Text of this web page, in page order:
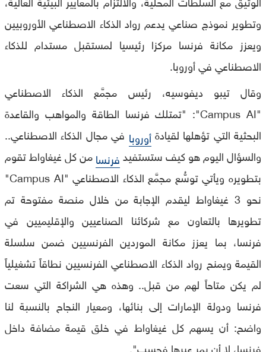
وتطوير نموذج صناعي يدعم رواد الذكاء الاصطناعي الأوروبيين
ويعزز مكانة فرنسا مركزا رئيسيا لمستقبل مستدام للذكاء
الاصطناعي في أوروبا.
وقال تيبو ديفوسيه، رئيس مجمَّع الذكاء الاصطناعي
"Campus AI": "تمتلك فرنسا الطاقة والمواهب والقاعدة
البحثية التي تؤهلها لقيادةأوروبا في مجال الذكاء الاصطناعي..
والسؤال اليوم هو كيف ستستفيدفرنسامن كل غيغاواط تقوم
بتطويره ويأتي توسُّع مجمَّع الذكاء الاصطناعي "Campus AI"
نحو 3 غيغاواط ليقدم الإجابة من خلال منصة مفتوحة تم
تطويرها بالتعاون مع شركائنا الصناعيين والإقليميين في
فرنسا، بما يعزز مكانة الموردين الفرنسيين ضمن سلسلة
القيمة ويمنح رواد الذكاء الاصطناعي الفرنسيين نطاقاً تشغيلياً
لم يكن متاحاً لهم من قبل.. وهذه هي الشراكة التي سعت
فرنسا ودولة الإمارات إلى بنائها، ومعيار النجاح بالنسبة لنا
واضح: أن يسهم كل غيغاواط في خلق قيمة مضافة داخل
فرنسا، لا أن يمر عبرها فحسب".